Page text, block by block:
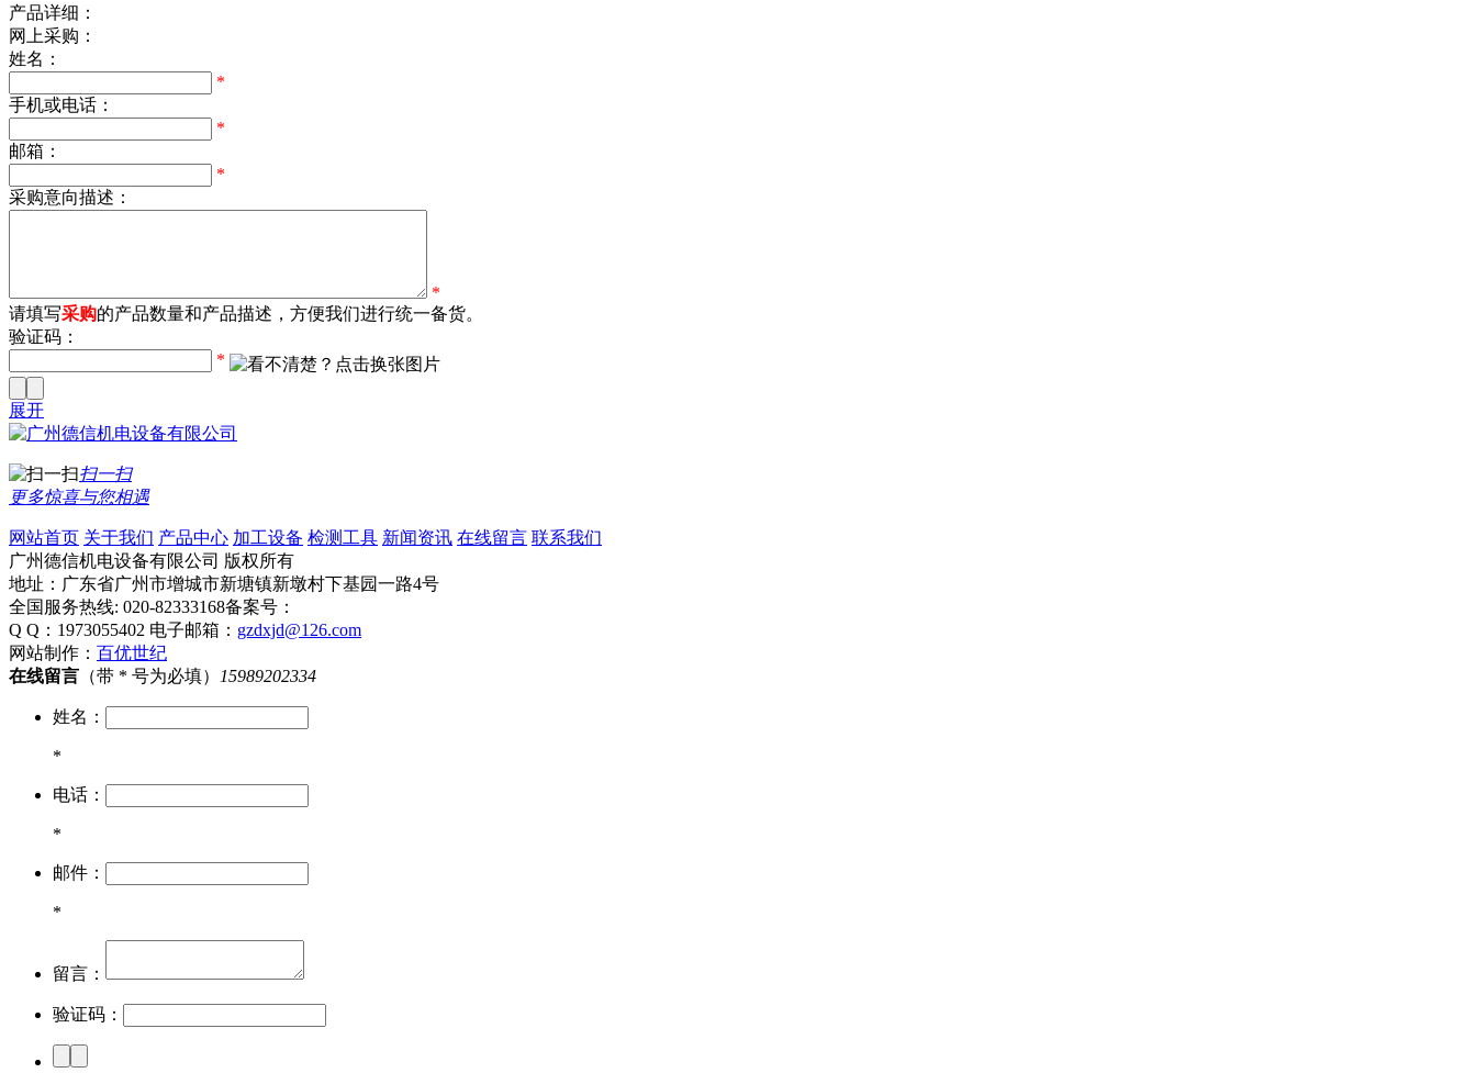
产品详细：
网上采购：
姓名：
*
手机或电话：
*
邮箱：
*
采购意向描述：
*
请填写采购的产品数量和产品描述，方便我们进行统一备货。
验证码：
*
展开
扫一扫
更多惊喜与您相遇
网站首页 关于我们 产品中心 加工设备 检测工具 新闻资讯 在线留言 联系我们
广州德信机电设备有限公司 版权所有
地址：广东省广州市增城市新塘镇新墩村下基园一路4号
全国服务热线: 020-82333168备案号：
Q Q：1973055402 电子邮箱： gzdxjd@126.com
网站制作： 百优世纪
在线留言 （带 * 号为必填） 15989202334
姓名：
*
电话：
*
邮件：
*
留言：
验证码：